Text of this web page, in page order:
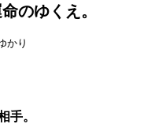
のゆくえ。
かり
手。